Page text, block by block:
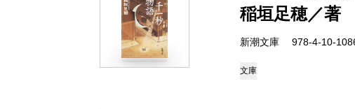
稲垣足穂／著
新潮文庫 978-4-10-
文庫